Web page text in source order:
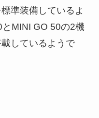
準装備しているよ
MINI GO 50の2機
しているようで